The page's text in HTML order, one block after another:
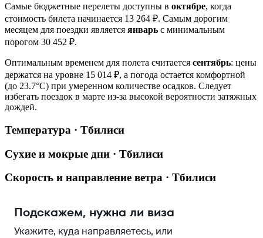
Самые бюджетные перелеты доступны в октябре, когда
стоимость билета начинается 13 264 ₽. Самым дорогим
месяцем для поездки является январь с минимальным
порогом 30 452 ₽.
Оптимальным временем для полета считается сентябрь: цены
держатся на уровне 15 014 ₽, а погода остается комфортной
(до 23.7°C) при умеренном количестве осадков. Следует
избегать поездок в марте из-за высокой вероятности затяжных
дождей.
Температура · Тбилиси
Сухие и мокрые дни · Тбилиси
Скорость и направление ветра · Тбилиси
Подскажем, нужна ли виза
Укажите, куда направляетесь, или